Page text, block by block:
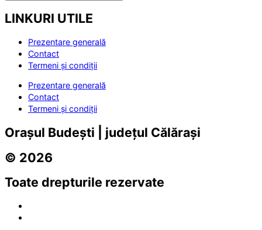
LINKURI UTILE
Prezentare generală
Contact
Termeni și condiții
Prezentare generală
Contact
Termeni și condiții
Orașul Budești | județul Călărași
© 2026
Toate drepturile rezervate